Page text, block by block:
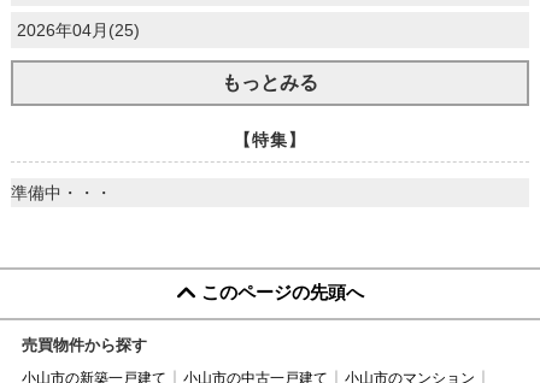
2026年04月(25)
もっとみる
【特集】
準備中・・・
このページの先頭へ
売買物件から探す
小山市の新築一戸建て 小山市の中古一戸建て
小山市のマンション